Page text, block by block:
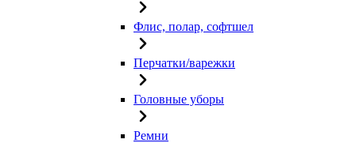
Флис, полар, софтшел
Перчатки/варежки
Головные уборы
Ремни